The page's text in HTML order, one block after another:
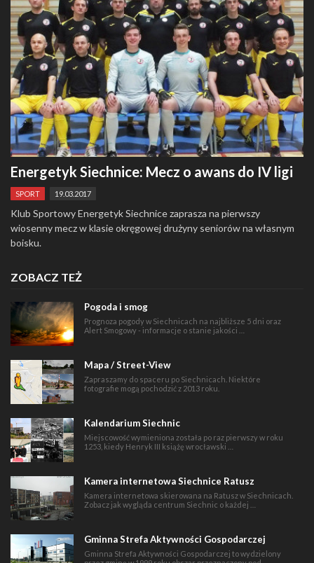
Energetyk Siechnice: Mecz o awans do IV ligi
SPORT 19.03.2017
Klub Sportowy Energetyk Siechnice zaprasza na pierwszy
wiosenny mecz w klasie okręgowej drużyny seniorów na własnym
boisku.
ZOBACZ TEŻ
Pogoda i smog
Prognoza pogody w Siechnicach na najbliższe 5 dni oraz
Alert Smogowy - informacje o stanie jakości …
Mapa / Street-View
Zapraszamy do spaceru po Siechnicach. Niektóre
fotografie mogą pochodzić z 2013 roku.
Kalendarium Siechnic
Miejscowość wymieniona została po raz pierwszy w roku
1253, kiedy Henryk III książę wrocławski …
Kamera internetowa Siechnice Ratusz
Kamera internetowa skierowana na Ratusz w Siechnicach.
Zobacz jak wygląda centrum Siechnic o każdej …
Gminna Strefa Aktywności Gospodarczej
Gminna Strefa Aktywności Gospodarczej to wydzielony